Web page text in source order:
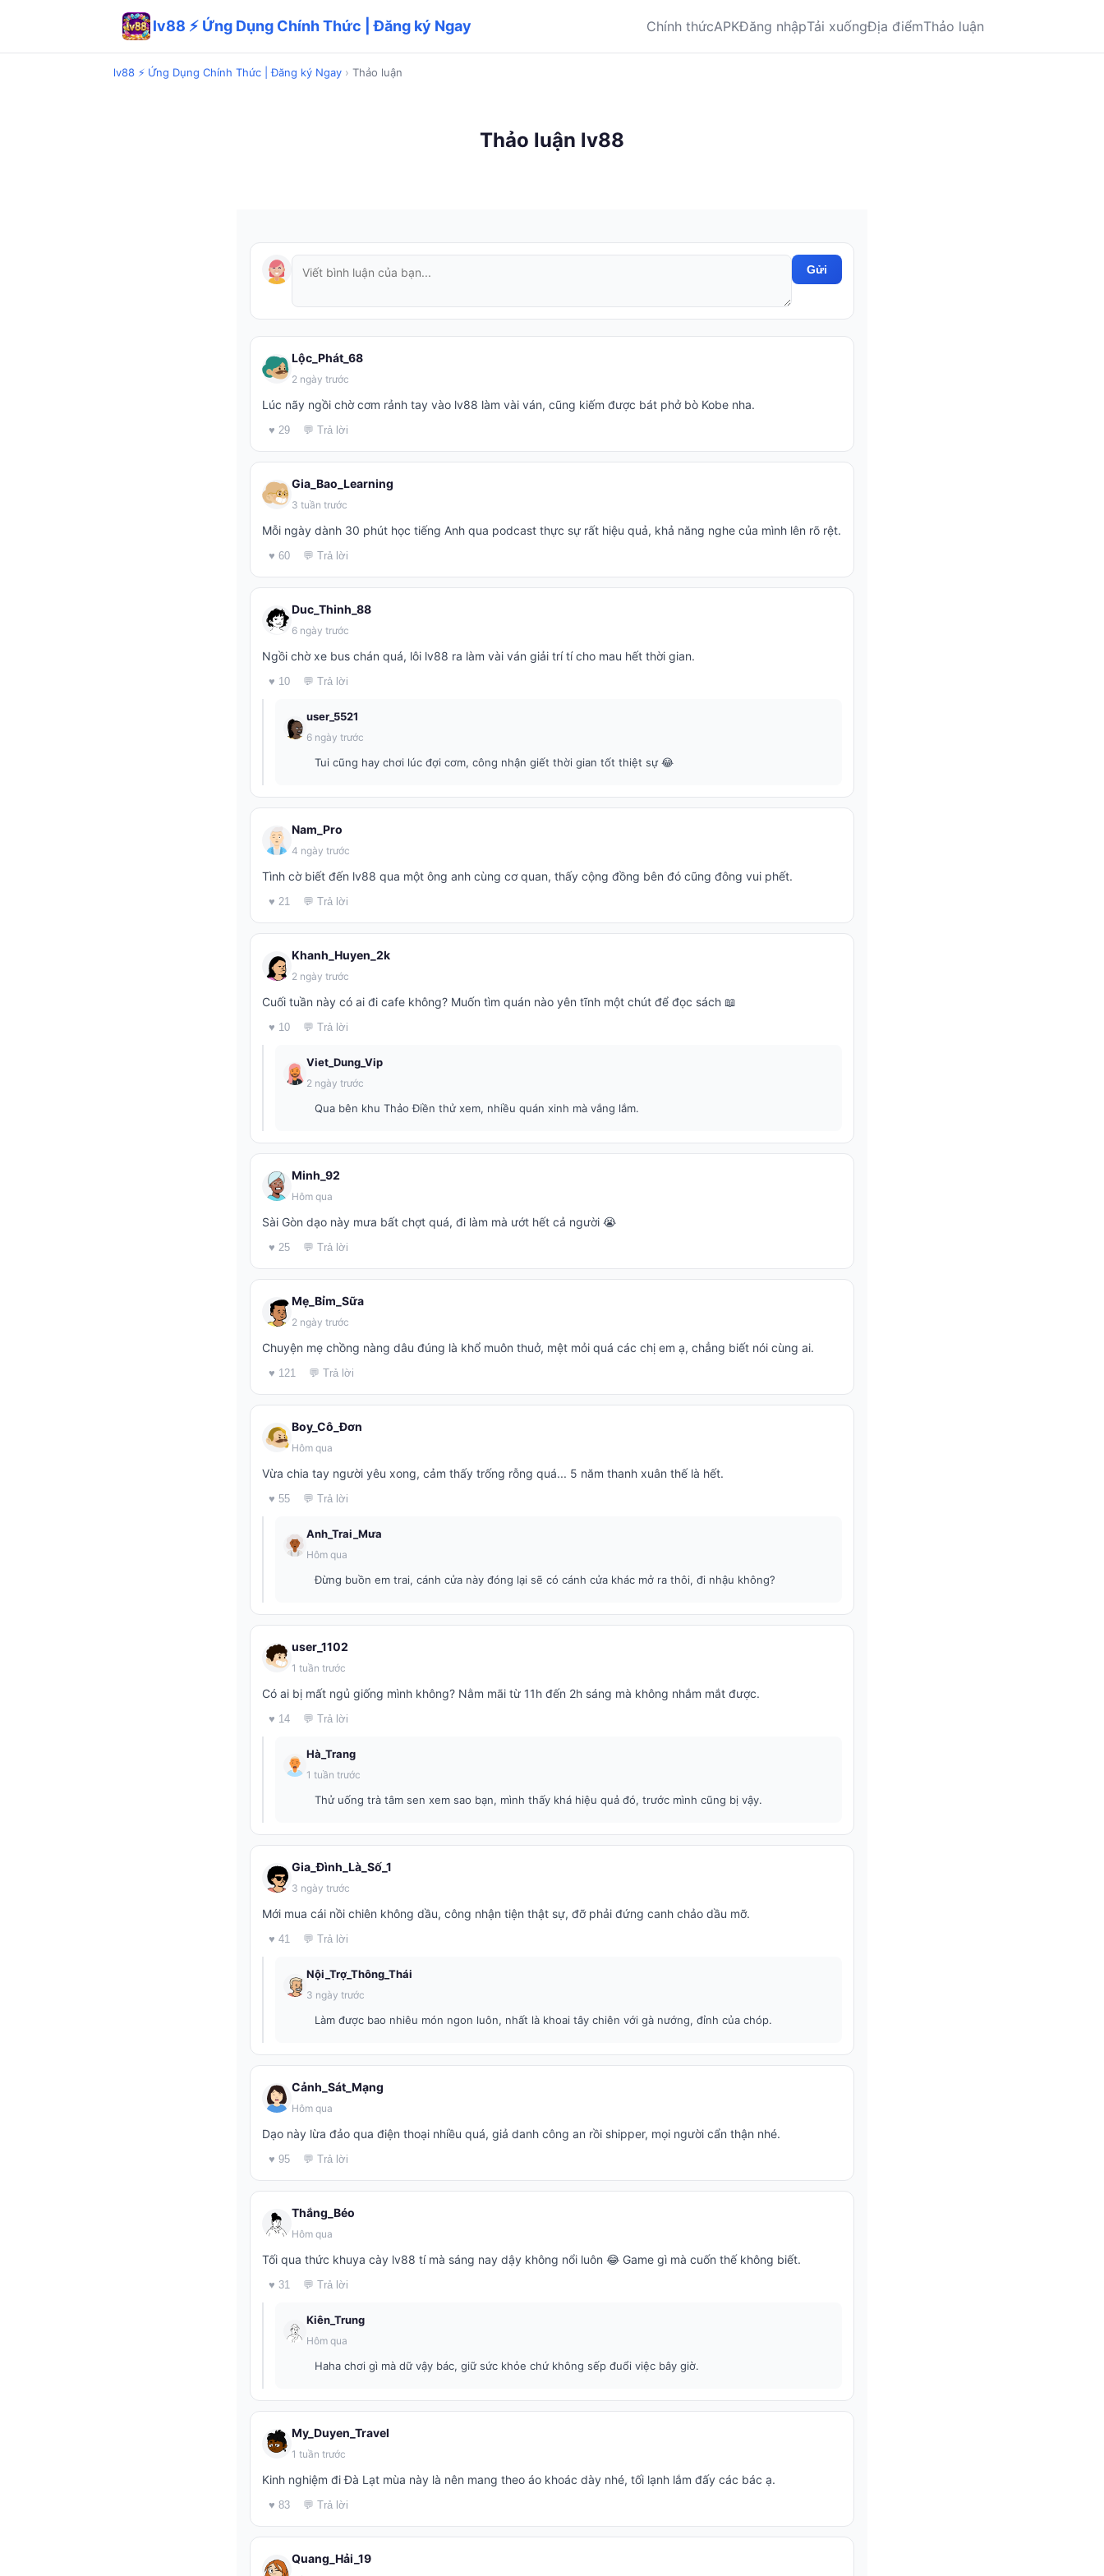
lv88 ⚡ Ứng Dụng Chính Thức | Đăng ký Ngay Chính thứcAPKĐăng nhậpTải xuốngĐịa điểmThảo luận
lv88 ⚡ Ứng Dụng Chính Thức | Đăng ký Ngay › Thảo luận
Thảo luận lv88
Gửi
Lộc_Phát_68
2 ngày trước
Lúc nãy ngồi chờ cơm rảnh tay vào lv88 làm vài ván, cũng kiếm được bát phở bò Kobe nha.
♥ 29 💬 Trả lời
Gia_Bao_Learning
3 tuần trước
Mỗi ngày dành 30 phút học tiếng Anh qua podcast thực sự rất hiệu quả, khả năng nghe của mình lên rõ rệt.
♥ 60 💬 Trả lời
Duc_Thinh_88
6 ngày trước
Ngồi chờ xe bus chán quá, lôi lv88 ra làm vài ván giải trí tí cho mau hết thời gian.
♥ 10 💬 Trả lời
user_5521
6 ngày trước
Tui cũng hay chơi lúc đợi cơm, công nhận giết thời gian tốt thiệt sự 😂
Nam_Pro
4 ngày trước
Tình cờ biết đến lv88 qua một ông anh cùng cơ quan, thấy cộng đồng bên đó cũng đông vui phết.
♥ 21 💬 Trả lời
Khanh_Huyen_2k
2 ngày trước
Cuối tuần này có ai đi cafe không? Muốn tìm quán nào yên tĩnh một chút để đọc sách 📖
♥ 10 💬 Trả lời
Viet_Dung_Vip
2 ngày trước
Qua bên khu Thảo Điền thử xem, nhiều quán xinh mà vắng lắm.
Minh_92
Hôm qua
Sài Gòn dạo này mưa bất chợt quá, đi làm mà ướt hết cả người 😭
♥ 25 💬 Trả lời
Mẹ_Bỉm_Sữa
2 ngày trước
Chuyện mẹ chồng nàng dâu đúng là khổ muôn thuở, mệt mỏi quá các chị em ạ, chẳng biết nói cùng ai.
♥ 121 💬 Trả lời
Boy_Cô_Đơn
Hôm qua
Vừa chia tay người yêu xong, cảm thấy trống rỗng quá... 5 năm thanh xuân thế là hết.
♥ 55 💬 Trả lời
Anh_Trai_Mưa
Hôm qua
Đừng buồn em trai, cánh cửa này đóng lại sẽ có cánh cửa khác mở ra thôi, đi nhậu không?
user_1102
1 tuần trước
Có ai bị mất ngủ giống mình không? Nằm mãi từ 11h đến 2h sáng mà không nhắm mắt được.
♥ 14 💬 Trả lời
Hà_Trang
1 tuần trước
Thử uống trà tâm sen xem sao bạn, mình thấy khá hiệu quả đó, trước mình cũng bị vậy.
Gia_Đình_Là_Số_1
3 ngày trước
Mới mua cái nồi chiên không dầu, công nhận tiện thật sự, đỡ phải đứng canh chảo dầu mỡ.
♥ 41 💬 Trả lời
Nội_Trợ_Thông_Thái
3 ngày trước
Làm được bao nhiêu món ngon luôn, nhất là khoai tây chiên với gà nướng, đỉnh của chóp.
Cảnh_Sát_Mạng
Hôm qua
Dạo này lừa đảo qua điện thoại nhiều quá, giả danh công an rồi shipper, mọi người cẩn thận nhé.
♥ 95 💬 Trả lời
Thắng_Béo
Hôm qua
Tối qua thức khuya cày lv88 tí mà sáng nay dậy không nổi luôn 😂 Game gì mà cuốn thế không biết.
♥ 31 💬 Trả lời
Kiên_Trung
Hôm qua
Haha chơi gì mà dữ vậy bác, giữ sức khỏe chứ không sếp đuổi việc bây giờ.
My_Duyen_Travel
1 tuần trước
Kinh nghiệm đi Đà Lạt mùa này là nên mang theo áo khoác dày nhé, tối lạnh lắm đấy các bác ạ.
♥ 83 💬 Trả lời
Quang_Hải_19